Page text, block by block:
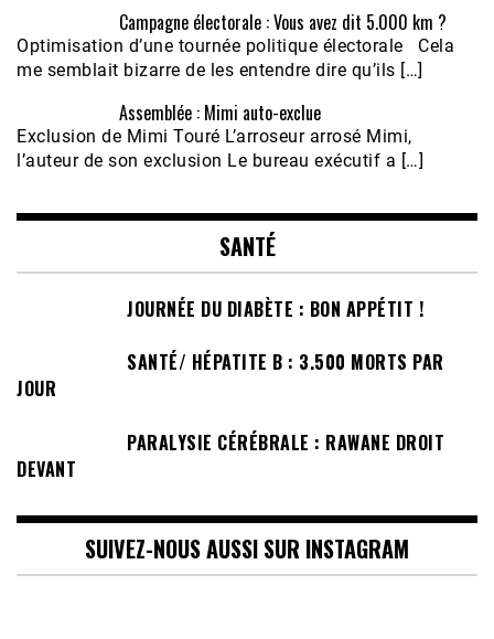
Campagne électorale : Vous avez dit 5.000 km ?
Optimisation d’une tournée politique électorale Cela
me semblait bizarre de les entendre dire qu’ils […]
Assemblée : Mimi auto-exclue
Exclusion de Mimi Touré L’arroseur arrosé Mimi,
l’auteur de son exclusion Le bureau exécutif a […]
SANTÉ
JOURNÉE DU DIABÈTE : BON APPÉTIT !
SANTÉ/ HÉPATITE B : 3.500 MORTS PAR
JOUR
PARALYSIE CÉRÉBRALE : RAWANE DROIT
DEVANT
SUIVEZ-NOUS AUSSI SUR INSTAGRAM